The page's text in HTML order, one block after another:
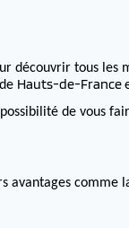
découvrir tous les
Hauts-de-France
de vous
avantages comme